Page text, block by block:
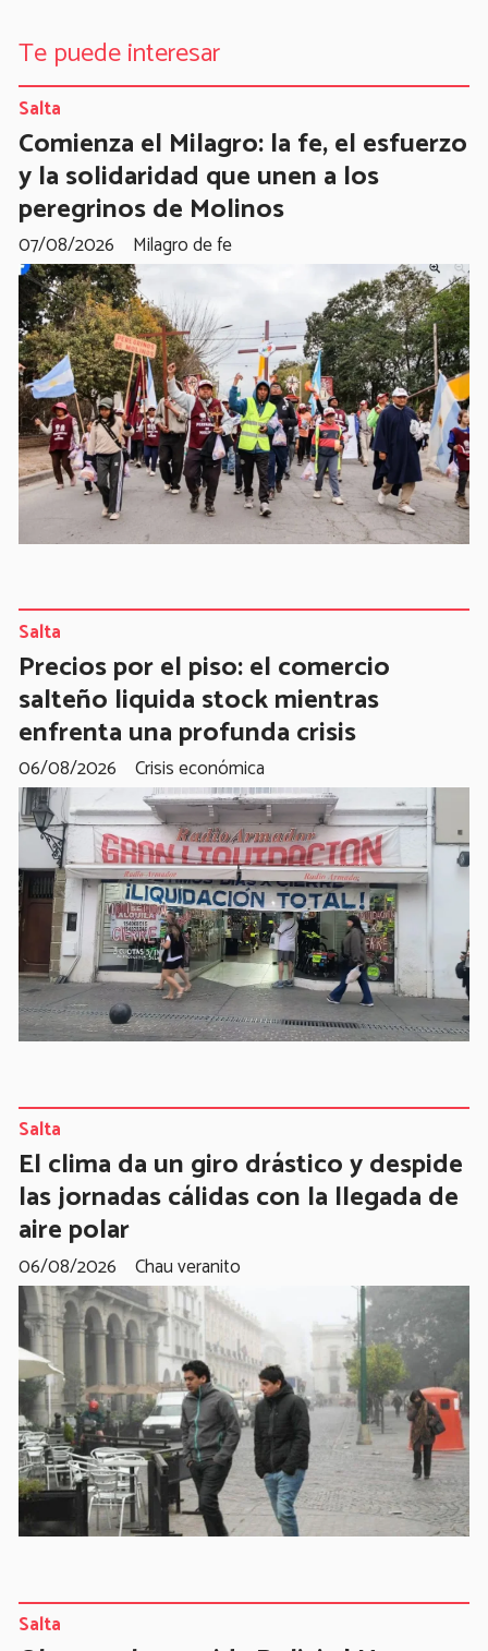
Te puede interesar
Comienza el Milagro: la fe, el esfuerzo
y la solidaridad que unen a los
peregrinos de Molinos
Milagro de fe
Salta
07/08/2026
Precios por el piso: el comercio
salteño liquida stock mientras
enfrenta una profunda crisis
Crisis económica
Salta
06/08/2026
El clima da un giro drástico y despide
las jornadas cálidas con la llegada de
aire polar
Chau veranito
Salta
06/08/2026
Salta